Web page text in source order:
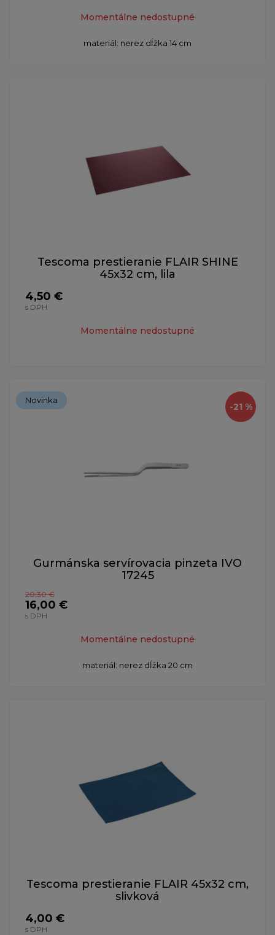
Momentálne nedostupné
materiál: nerez dĺžka 14 cm
Tescoma prestieranie FLAIR SHINE
45x32 cm, lila
4,50 €
s DPH
Momentálne nedostupné
-21 %
Novinka
Gurmánska servírovacia pinzeta IVO
17245
20,30 €
16,00 €
s DPH
Momentálne nedostupné
materiál: nerez dĺžka 20 cm
Tescoma prestieranie FLAIR 45x32 cm,
slivková
4,00 €
s DPH